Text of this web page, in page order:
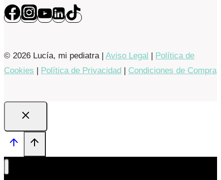
© 2026 Lucía, mi pediatra | Aviso Legal | Política de
Cookies | Política de Privacidad | Condiciones de Compra